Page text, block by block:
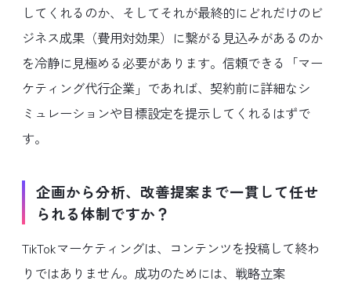
してくれるのか、そしてそれが最終的にどれだけのビ
ジネス成果（費用対効果）に繋がる見込みがあるのか
を冷静に見極める必要があります。信頼できる「マー
ケティング代行企業」であれば、契約前に詳細なシ
ミュレーションや目標設定を提示してくれるはずで
す。
企画から分析、改善提案まで一貫して任せ
られる体制ですか？
TikTokマーケティングは、コンテンツを投稿して終わ
りではありません。成功のためには、戦略立案